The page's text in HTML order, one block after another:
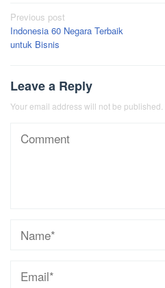
Post
navigation
Previous post
Indonesia 60 Negara Terbaik
untuk Bisnis
Leave a Reply
Your email address will not be published.